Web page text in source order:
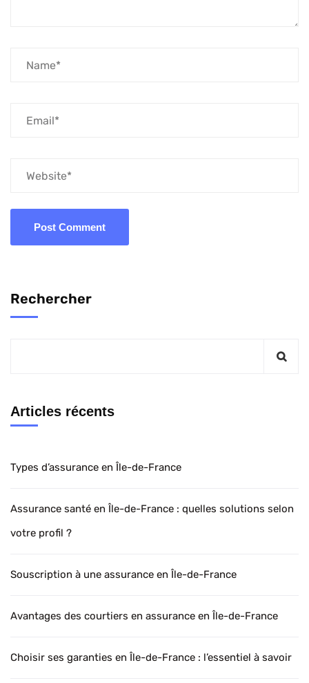
Rechercher
Articles récents
Types d’assurance en Île-de-France
Assurance santé en Île-de-France : quelles solutions selon
votre profil ?
Souscription à une assurance en Île-de-France
Avantages des courtiers en assurance en Île-de-France
Choisir ses garanties en Île-de-France : l’essentiel à savoir